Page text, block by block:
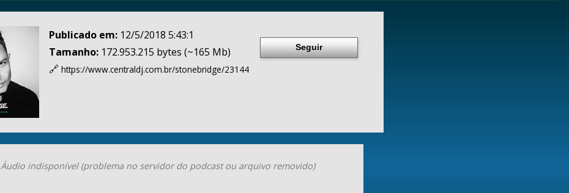
Publicado em: 12/5/2018 5:43:1
Tamanho:172.953.215 bytes (~165 Mb)
🔗 https://www.centraldj.com.br/stonebridge/23144
Seguir
Áudio indisponível (problema no servidor do podcast ou arquivo removido)